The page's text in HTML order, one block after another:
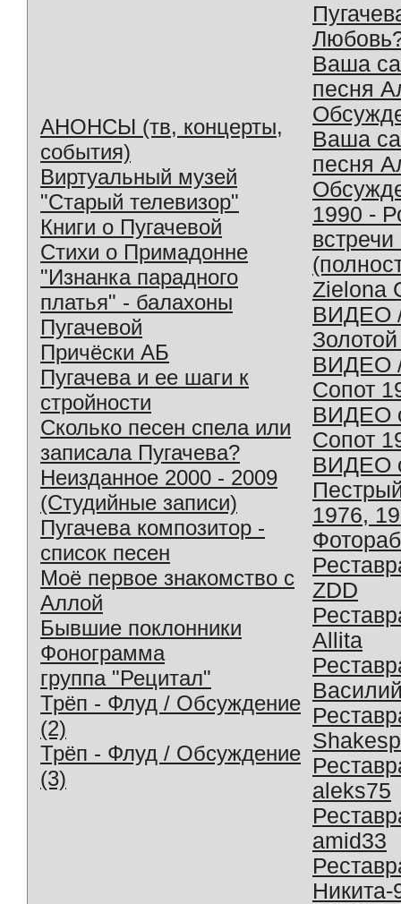
АНОНСЫ (тв, концерты,
события)
Виртуальный музей
"Старый телевизор"
Книги о Пугачевой
Стихи о Примадонне
"Изнанка парадного
платья" - балахоны
Пугачевой
Причёски АБ
Пугачева и ее шаги к
стройности
Сколько песен спела или
записала Пугачева?
Неизданное 2000 - 2009
(Студийные записи)
Пугачева композитор -
список песен
Моё первое знакомство с
Аллой
Бывшие поклонники
Фонограмма
группа "Рецитал"
Трёп - Флуд / Обсуждение
(2)
Трёп - Флуд / Обсуждение
(3)
Ваша
песня
Ваша
песня
1990 -
Zielona
ВИДЕО
ВИДЕО
Сопот
ВИДЕО
Сопот
ВИДЕО
1976,
ZDD
Allita
aleks75
amid33
Никита-